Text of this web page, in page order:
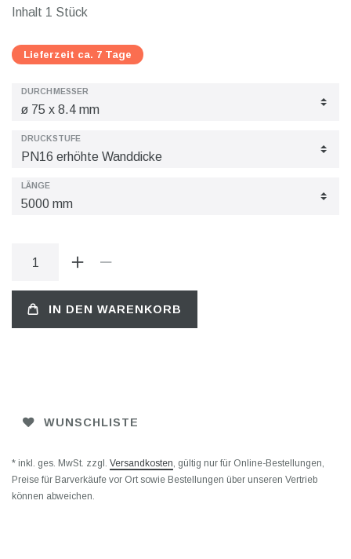
Inhalt 1 Stück
Lieferzeit ca. 7 Tage
DURCHMESSER
DRUCKSTUFE
LÄNGE
IN DEN WARENKORB
WUNSCHLISTE
* inkl. ges. MwSt. zzgl. Versandkosten, gültig nur für Online-Bestellungen,
Preise für Barverkäufe vor Ort sowie Bestellungen über unseren Vertrieb
können abweichen.